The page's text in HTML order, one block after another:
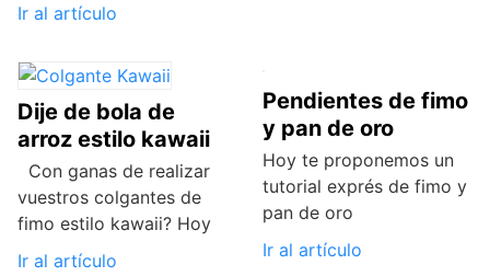
Ir al artículo
Dije de bola de
arroz estilo kawaii
Con ganas de realizar
vuestros colgantes de
fimo estilo kawaii? Hoy
Ir al artículo
Pendientes de fimo
y pan de oro
Hoy te proponemos un
tutorial exprés de fimo y
pan de oro
Ir al artículo